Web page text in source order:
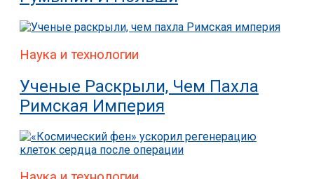
Наука и технологии
Ученые Раскрыли, Чем Пахла
Римская Империя